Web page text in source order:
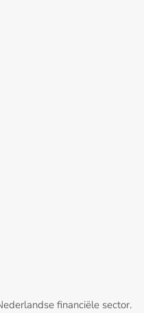
financiële sector.